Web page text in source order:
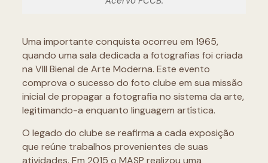
Uma importante conquista ocorreu em 1965,
quando uma sala dedicada a fotografias foi criada
na VIII Bienal de Arte Moderna. Este evento
comprova o sucesso do foto clube em sua missão
inicial de propagar a fotografia no sistema da arte,
legitimando-a enquanto linguagem artística.
O legado do clube se reafirma a cada exposição
que reúne trabalhos provenientes de suas
atividades. Em 2015 o MASP realizou uma